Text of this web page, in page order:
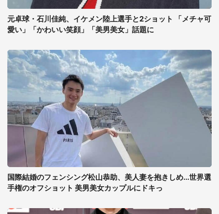
元卓球・石川佳純、イケメン陸上選手と2ショット 「メチャ可
愛い」「かわいい笑顔」「美男美女」話題に
国際結婚のフェンシング松山恭助、美人妻を抱きしめ...世界選
手権のオフショット 美男美女カップルにドキっ